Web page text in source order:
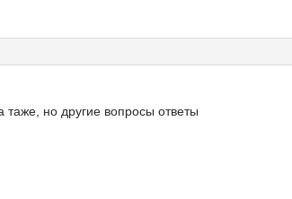
но другие вопросы ответы